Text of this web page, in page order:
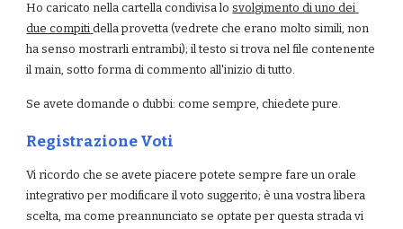
Ho caricato nella cartella condivisa lo svolgimento di uno dei
due compiti della provetta (vedrete che erano molto simili, non
ha senso mostrarli entrambi); il testo si trova nel file contenente
il main, sotto forma di commento all'inizio di tutto.
Se avete domande o dubbi: come sempre, chiedete pure.
Registrazione Voti
Vi ricordo che se avete piacere potete sempre fare un orale
integrativo per modificare il voto suggerito; è una vostra libera
scelta, ma come preannunciato se optate per questa strada vi